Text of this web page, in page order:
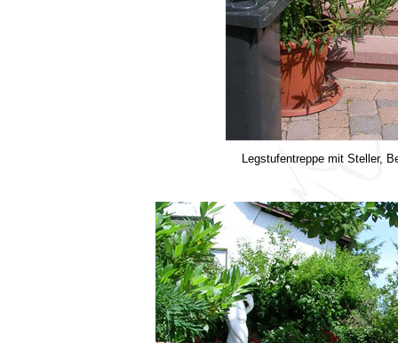
Legstufentreppe mit Steller,